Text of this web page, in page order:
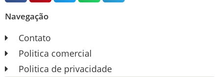
Navegação
Contato
Politica comercial
Politica de privacidade